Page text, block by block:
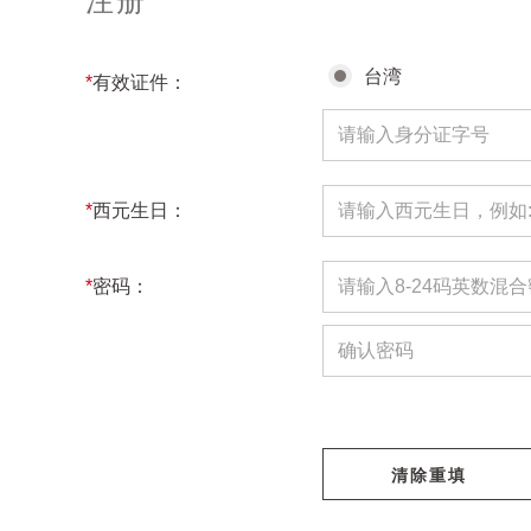
*有效证件： 台湾
*西元生日：
*密码：